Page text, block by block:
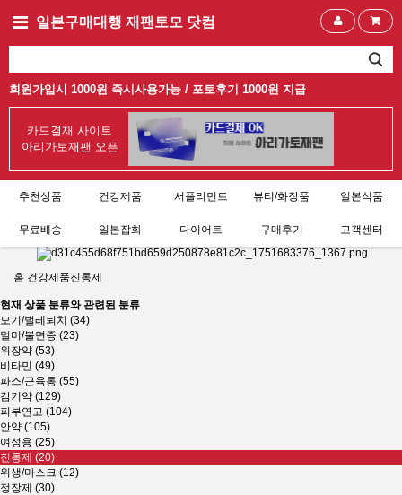
일본구매대행 재팬토모 닷컴
회원가입시 1000원 즉시사용가능 / 포토후기 1000원 지급
카드결재 사이트
아리가토재팬 오픈
추천상품 건강제품 서플리먼트 뷰티/화장품 일본식품
무료배송 일본잡화 다이어트 구매후기 고객센터
홈 건강제품진통제
현재 상품 분류와 관련된 분류
모기/벌레퇴치 (34)
멀미/불면증 (23)
위장약 (53)
비타민 (49)
파스/근육통 (55)
감기약 (129)
피부연고 (104)
안약 (105)
여성용 (25)
진통제 (20)
위생/마스크 (12)
정장제 (30)